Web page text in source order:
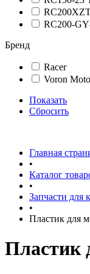
RC200-
Бренд
Racer
Voron Moto
Показать
Сбросить
Главная
•
Каталог
•
Запчасти для
•
Пластик для
Пластик